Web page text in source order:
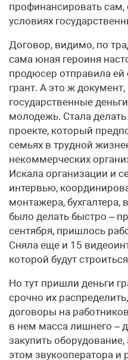
профинансировать сам,
условиях
Договор, видимо, по
сама юная героиня
продюсер отправила ей
грант. А это ж
государственные
молодежь. Стала делать
проекте, который
семьях в трудной
некоммерческих
Искала организации и
интервью,
монтажера, бухгалтера,
было делать быстро –
сентября, пришлось
Сняла еще и 15
которой будут
Но тут пришли деньги
срочно их
договоры на
в нем масса лишнего –
закупить
этом звукооператора и